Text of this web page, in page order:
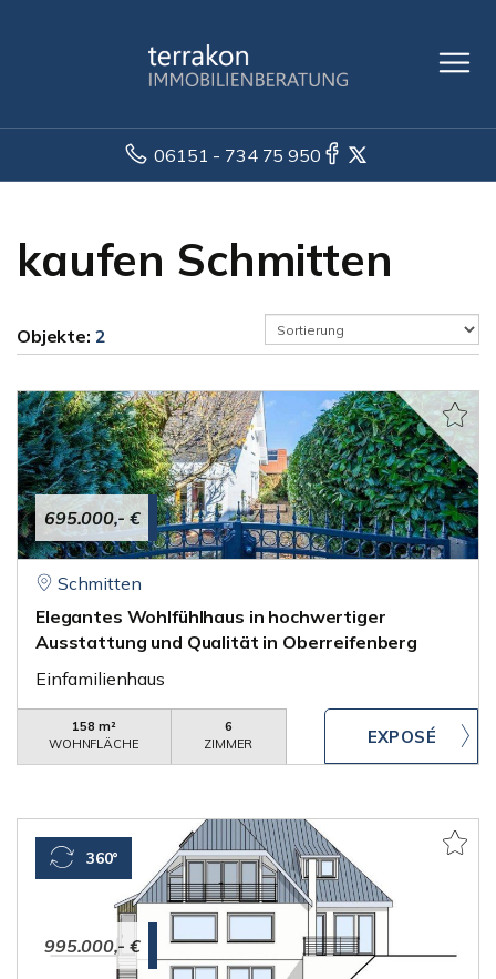
06151 - 734 75 950
kaufen Schmitten
Objekte: 2
695.000,- €
Schmitten
Elegantes Wohlfühlhaus in hochwertiger
Ausstattung und Qualität in Oberreifenberg
Einfamilienhaus
158 m²
WOHNFLÄCHE
6
ZIMMER
995.000,- €
360°